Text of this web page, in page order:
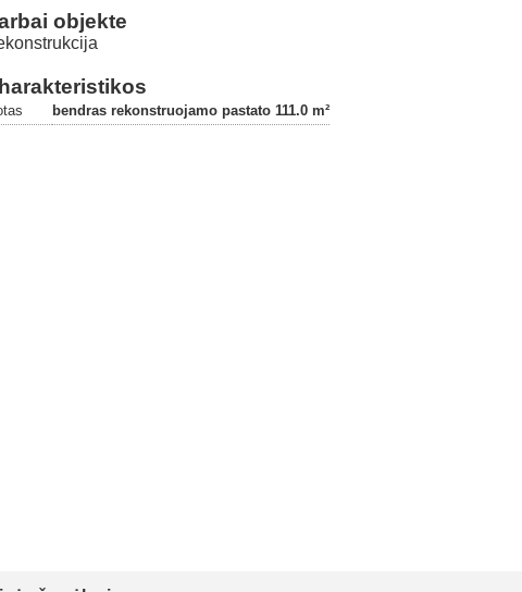
objekte
bendras rekonstruojamo pastato 111.0 m²